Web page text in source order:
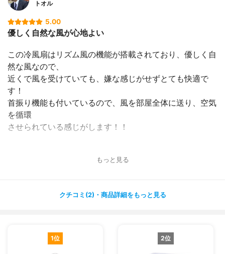
トオル
5.00
優しく自然な風が心地よい
この冷風扇はリズム風の機能が搭載されており、優しく自
然な風なので、
近くで風を受けていても、嫌な感じがせずとても快適で
す！
首振り機能も付いているので、風を部屋全体に送り、空気
を循環
させられている感じがします！！
風を感じる範囲に入れば十分に涼しいです！
保冷剤をしようすればかなり涼しい風になるので、夏でも
もっと見る
クチコミ(2)・商品詳細をもっと見る
1位 2位